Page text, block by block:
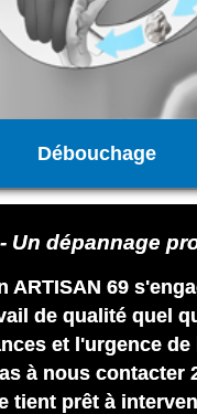
Débouchage
Un dépannage
ARTISAN 69
de qualité quel
et l'urgence de
à nous contacter
tient prêt à